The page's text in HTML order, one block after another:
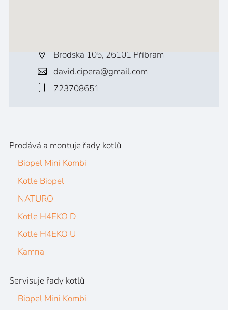
Brodská 105, 26101 Příbram
david.cipera@gmail.com
723708651
Prodává a montuje řady kotlů
Biopel Mini Kombi
Kotle Biopel
NATURO
Kotle H4EKO D
Kotle H4EKO U
Kamna
Servisuje řady kotlů
Biopel Mini Kombi